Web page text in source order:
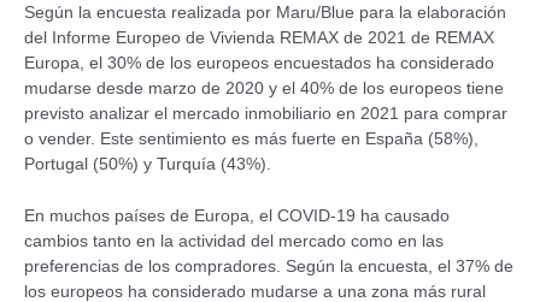
Según la encuesta realizada por Maru/Blue para la elaboración
del Informe Europeo de Vivienda REMAX de 2021 de REMAX
Europa, el 30% de los europeos encuestados ha considerado
mudarse desde marzo de 2020 y el 40% de los europeos tiene
previsto analizar el mercado inmobiliario en 2021 para comprar
o vender. Este sentimiento es más fuerte en España (58%),
Portugal (50%) y Turquía (43%).
En muchos países de Europa, el COVID-19 ha causado
cambios tanto en la actividad del mercado como en las
preferencias de los compradores. Según la encuesta, el 37% de
los europeos ha considerado mudarse a una zona más rural